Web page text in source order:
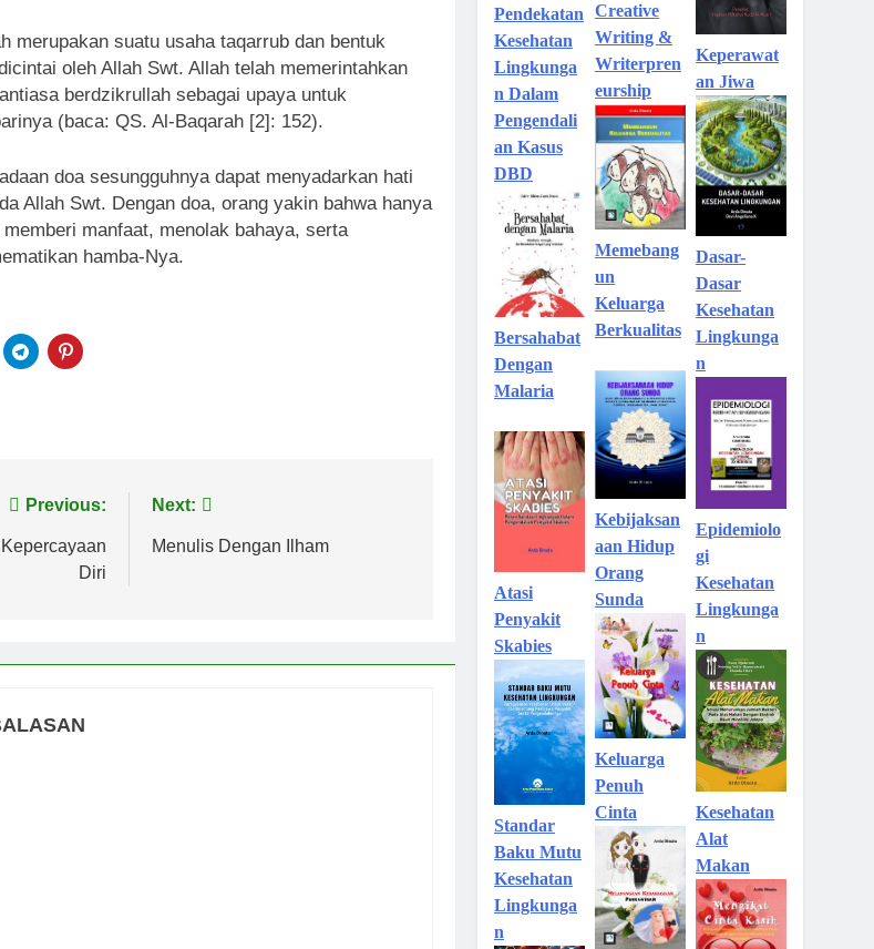
merupakan suatu usaha taqarrub dan bentuk
oleh Allah Swt. Allah telah memerintahkan
berdzikrullah sebagai upaya untuk
(baca: QS. Al-Baqarah [2]: 152).
doa sesungguhnya dapat menyadarkan hati
Allah Swt. Dengan doa, orang yakin bahwa hanya
manfaat, menolak bahaya, serta
hamba-Nya.
Previous:
Diri
Next:
Menulis Dengan Ilham
Pendekatan
Kesehatan
Lingkunga
n Dalam
Pengendali
an Kasus
DBD
Bersahabat
Dengan
Malaria
Atasi
Penyakit
Skabies
Standar
Baku Mutu
Kesehatan
Lingkunga
n
Creative
Writing &
Writerpren
eurship
Memebang
un
Keluarga
Berkualitas
Kebijaksan
aan Hidup
Orang
Sunda
Keluarga
Penuh
Cinta
Keperawat
an Jiwa
Dasar-
Dasar
Kesehatan
Lingkunga
n
Epidemiolo
gi
Kesehatan
Lingkunga
n
Kesehatan
Alat
Makan